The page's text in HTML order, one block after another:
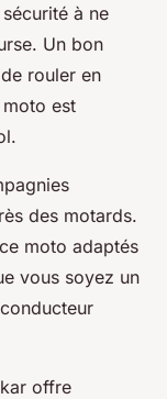
à ne
Un bon
rouler en
est
des motards.
moto adaptés
vous soyez un
offre